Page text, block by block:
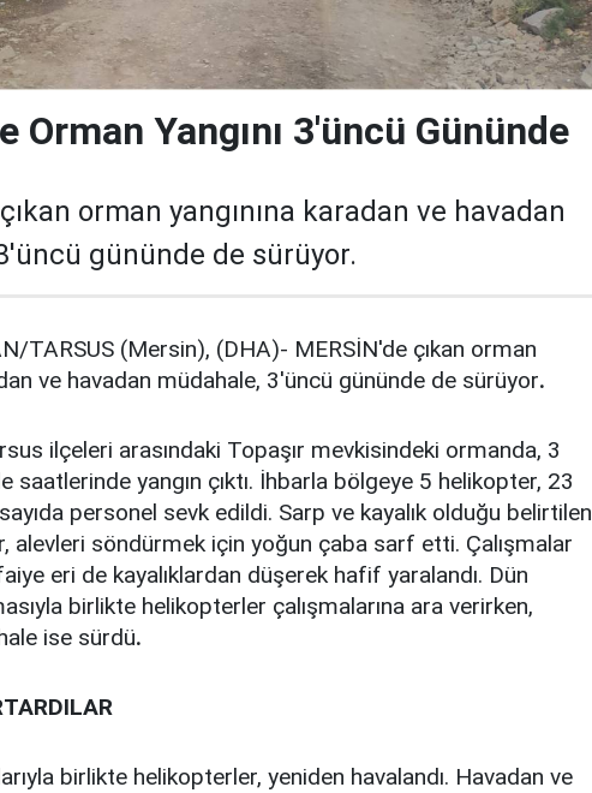
Orman Yangını 3'üncü Gününde
orman yangınına karadan ve havadan
gününde de sürüyor.
TARSUS (Mersin), (DHA)- MERSİN'de çıkan orman
ve havadan müdahale, 3'üncü gününde de sürüyor.
ilçeleri arasındaki Topaşır mevkisindeki ormanda, 3
yangın çıktı. İhbarla bölgeye 5 helikopter, 23
personel sevk edildi. Sarp ve kayalık olduğu belirtilen
alevleri söndürmek için yoğun çaba sarf etti. Çalışmalar
eri de kayalıklardan düşerek hafif yaralandı. Dün
birlikte helikopterler çalışmalarına ara verirken,
ise sürdü.
birlikte helikopterler, yeniden havalandı. Havadan ve